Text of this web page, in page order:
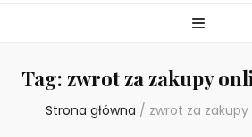
Tag: zwrot za zakupy
Strona główna / zwrot za